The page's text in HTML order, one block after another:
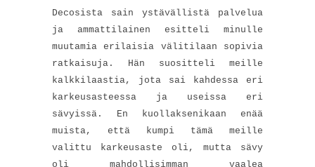
Decosista sain ystävällistä palvelua
ja ammattilainen esitteli minulle
muutamia erilaisia välitilaan sopivia
ratkaisuja. Hän suositteli meille
kalkkilaastia, jota sai kahdessa eri
karkeusasteessa ja useissa eri
sävyissä. En kuollaksenikaan enää
muista, että kumpi tämä meille
valittu karkeusaste oli, mutta sävy
oli mahdollisimman vaalea